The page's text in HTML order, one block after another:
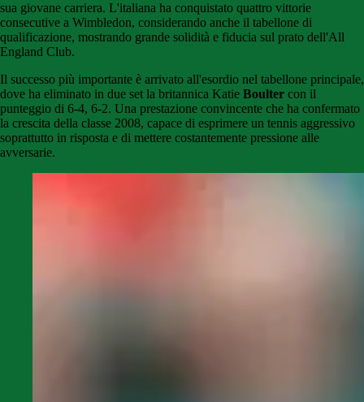
sua giovane carriera. L'italiana ha conquistato quattro vittorie
consecutive a Wimbledon, considerando anche il tabellone di
qualificazione, mostrando grande solidità e fiducia sul prato dell'All
England Club.
Il successo più importante è arrivato all'esordio nel tabellone principale,
dove ha eliminato in due set la britannica Katie Boulter con il
punteggio di 6-4, 6-2. Una prestazione convincente che ha confermato
la crescita della classe 2008, capace di esprimere un tennis aggressivo
soprattutto in risposta e di mettere costantemente pressione alle
avversarie.